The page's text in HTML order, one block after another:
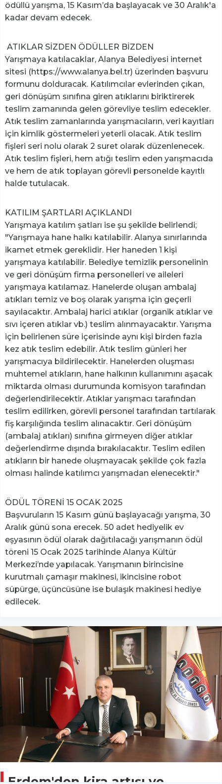
ödüllü yarışma, 15 Kasım’da başlayacak ve 30 Aralık'a
kadar devam edecek.
ATIKLAR SİZDEN ÖDÜLLER BİZDEN
Yarışmaya katılacaklar, Alanya Belediyesi internet
sitesi (https://www.alanya.bel.tr) üzerinden başvuru
formunu dolduracak. Katılımcılar evlerinden çıkan,
geri dönüşüm sınıfına giren atıklarını biriktirerek
teslim zamanında gelen görevliye teslim edecekler.
Atık teslim zamanlarında yarışmacıların, veri kayıtları
için kimlik göstermeleri yeterli olacak. Atık teslim
fişleri seri nolu olarak 2 suret olarak düzenlenecek.
Atık teslim fişleri, hem atığı teslim eden yarışmacıda
ve hem de atık toplayan görevli personelde kayıtlı
halde tutulacak.
KATILIM ŞARTLARI AÇIKLANDI
Yarışmaya katılım şatları ise şu şekilde belirlendi;
"Yarışmaya hane halkı katılabilir. Alanya sınırlarında
ikamet etmek gereklidir. Her haneden 1 kişi
yarışmaya katılabilir. Belediye temizlik personelinin
ve geri dönüşüm firma personelleri ve aileleri
yarışmaya katılamaz. Hanelerde oluşan ambalaj
atıkları temiz ve boş olarak yarışma için geçerli
sayılacaktır. Ambalaj harici atıklar (organik atıklar ve
sıvı içeren atıklar vb.) teslim alınmayacaktır. Yarışma
için belirlenen süre içerisinde aynı kişi birden fazla
kez atık teslim edebilir. Atık teslim günleri her
yarışmacıya bildirilecektir. Hanelerden oluşması
muhtemel atıkların, hane halkının kullanımını aşacak
miktarda olması durumunda komisyon tarafından
değerlendirilecektir. Atıklar yarışmacı tarafından
teslim edilirken, görevli personel tarafından tartılarak
fiş karşılığında teslim alınacaktır. Geri dönüşüm
(ambalaj atıkları) sınıfına girmeyen diğer atıklar
değerlendirme dışında bırakılacaktır. Teslim edilen
atıkların bir hanede oluşmayacak şekilde çok fazla
olması halinde katılımcı yarışmadan elenecektir."
ÖDÜL TÖRENİ 15 OCAK 2025
Başvuruların 15 Kasım günü başlayacağı yarışma, 30
Aralık günü sona erecek. 50 adet hediyelik ev
eşyasının ödül olarak dağıtılacağı yarışmanın ödül
töreni 15 Ocak 2025 tarihinde Alanya Kültür
Merkezi’nde yapılacak. Yarışmanın birincisine
kurutmalı çamaşır makinesi, ikincisine robot
süpürge, üçüncüsüne ise bulaşık makinesi hediye
edilecek.